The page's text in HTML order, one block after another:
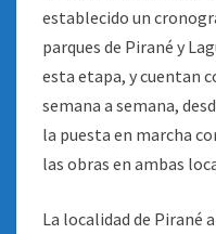
establecido un
parques de Pirané y
esta etapa, y cuentan
semana a semana,
la puesta en marcha
las obras en ambas
La localidad de Pirané